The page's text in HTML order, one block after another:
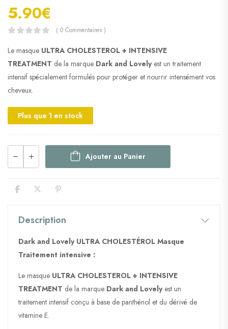
5.90€
( 0 Commentaires )
Le masque ULTRA CHOLESTEROL + INTENSIVE
TREATMENT de la marque Dark and Lovely est un traitement
intensif spécialement formulés pour protéger et nourrir intensément vos
cheveux.
Plus que 1 en stock
Ajouter au Panier
Description
Dark and Lovely ULTRA CHOLESTÉROL Masque
Traitement intensive :
Le masque ULTRA CHOLESTEROL + INTENSIVE
TREATMENT de la marque Dark and Lovely est un
traitement intensif conçu à base de panthénol et du dérivé de
vitamine E.